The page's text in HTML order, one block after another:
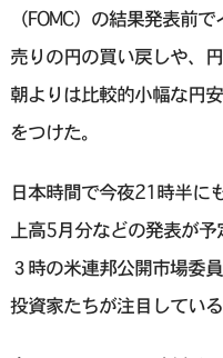
（FOMC）の結果発表前
売りの円の買い戻しや、
朝よりは比較的小幅な円
をつけた。
日本時間で今夜21時半に
上高5月分などの発表が
３時の米連邦公開市場委
投資家たちが注目している